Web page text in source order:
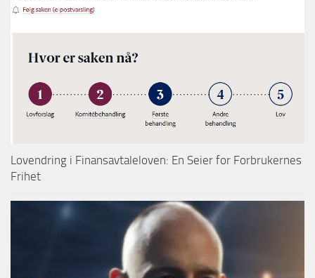
Lovendring i Finansavtaleloven: En Seier for Forbrukernes
Frihet